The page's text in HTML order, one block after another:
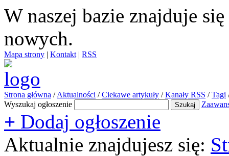
W naszej bazie znajduje się
nowych.
Mapa strony | Kontakt | RSS
Strona główna / Aktualności / Ciekawe artykuły / Kanały RSS / Tagi
Wyszukaj ogłoszenie
+ Dodaj ogłoszenie
Aktualnie znajdujesz się: